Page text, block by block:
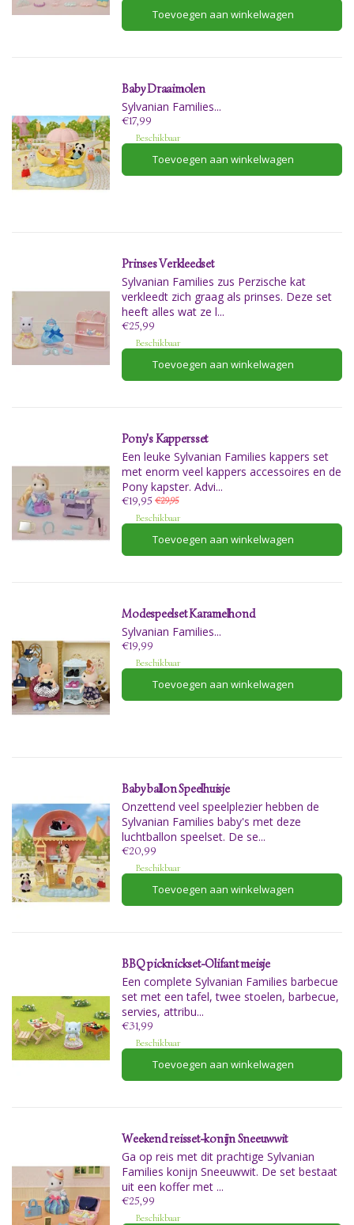
Toevoegen aan winkelwagen
Baby Draaimolen
Sylvanian Families...
€17,99
Beschikbaar
Toevoegen aan winkelwagen
Prinses Verkleedset
Sylvanian Families zus Perzische kat
verkleedt zich graag als prinses. Deze set
heeft alles wat ze l...
€25,99
Beschikbaar
Toevoegen aan winkelwagen
Pony's Kappersset
Een leuke Sylvanian Families kappers set
met enorm veel kappers accessoires en de
Pony kapster. Advi...
€19,95 €29,95
Beschikbaar
Toevoegen aan winkelwagen
Modespeelset Karamelhond
Sylvanian Families...
€19,99
Beschikbaar
Toevoegen aan winkelwagen
Baby ballon Speelhuisje
Onzettend veel speelplezier hebben de
Sylvanian Families baby's met deze
luchtballon speelset. De se...
€20,99
Beschikbaar
Toevoegen aan winkelwagen
BBQ picknickset-Olifant meisje
Een complete Sylvanian Families barbecue
set met een tafel, twee stoelen, barbecue,
servies, attribu...
€31,99
Beschikbaar
Toevoegen aan winkelwagen
Weekend reisset-konijn Sneeuwwit
Ga op reis met dit prachtige Sylvanian
Families konijn Sneeuwwit. De set bestaat
uit een koffer met ...
€25,99
Beschikbaar